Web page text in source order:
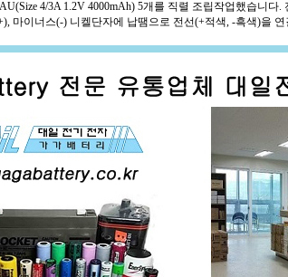
4/3A 1.2V 4000mAh) 5개를 직렬 조립작업했습니다.
마이너스(-) 니켈단자에 납땜으로 전선(+적색, -흑색)을